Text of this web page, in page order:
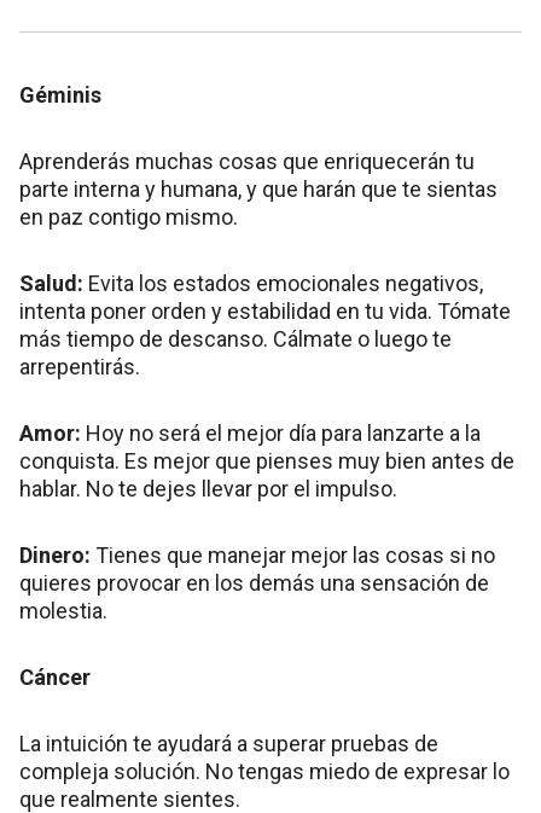
Géminis
Aprenderás muchas cosas que enriquecerán tu
parte interna y humana, y que harán que te sientas
en paz contigo mismo.
Salud: Evita los estados emocionales negativos,
intenta poner orden y estabilidad en tu vida. Tómate
más tiempo de descanso. Cálmate o luego te
arrepentirás.
Amor: Hoy no será el mejor día para lanzarte a la
conquista. Es mejor que pienses muy bien antes de
hablar. No te dejes llevar por el impulso.
Dinero: Tienes que manejar mejor las cosas si no
quieres provocar en los demás una sensación de
molestia.
Cáncer
La intuición te ayudará a superar pruebas de
compleja solución. No tengas miedo de expresar lo
que realmente sientes.